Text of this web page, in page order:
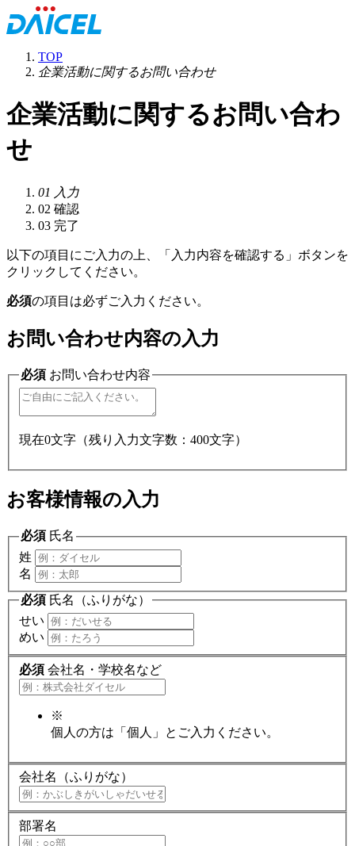
TOP
企業活動に関するお問い合わせ
企業活動に関するお問い合わ
せ
01 入力
02 確認
03 完了
以下の項目にご入力の上、「入力内容を確認する」ボタンを
クリックしてください。
必須の項目は必ずご入力ください。
お問い合わせ内容の入力
必須 お問い合わせ内容
現在0文字（残り入力文字数： 400文字）
お客様情報の入力
必須 氏名
姓
名
必須 氏名（ふりがな）
せい
めい
必須 会社名・学校名など
※
個人の方は「個人」とご入力ください。
会社名（ふりがな）
部署名